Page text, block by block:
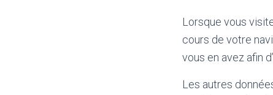
Lorsque vous
cours de votre
vous en avez afin
Les autres